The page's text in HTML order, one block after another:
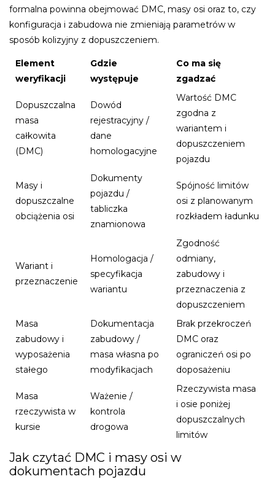
formalna powinna obejmować DMC, masy osi oraz to, czy
konfiguracja i zabudowa nie zmieniają parametrów w
sposób kolizyjny z dopuszczeniem.
Element
weryfikacji
Gdzie
występuje
Co ma się
zgadzać
Dopuszczalna
masa
całkowita
(DMC)
Dowód
rejestracyjny /
dane
homologacyjne
Wartość DMC
zgodna z
wariantem i
dopuszczeniem
pojazdu
Masy i
dopuszczalne
obciążenia osi
Dokumenty
pojazdu /
tabliczka
znamionowa
Spójność limitów
osi z planowanym
rozkładem ładunku
Wariant i
przeznaczenie
Homologacja /
specyfikacja
wariantu
Zgodność
odmiany,
zabudowy i
przeznaczenia z
dopuszczeniem
Masa
zabudowy i
wyposażenia
stałego
Dokumentacja
zabudowy /
masa własna po
modyfikacjach
Brak przekroczeń
DMC oraz
ograniczeń osi po
doposażeniu
Masa
rzeczywista w
kursie
Ważenie /
kontrola
drogowa
Rzeczywista masa
i osie poniżej
dopuszczalnych
limitów
Jak czytać DMC i masy osi w
dokumentach pojazdu